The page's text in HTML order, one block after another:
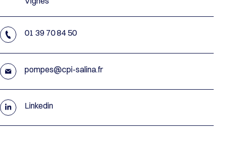
01 39 70 84 50
pompes@cpi-salina.fr
Linkedin